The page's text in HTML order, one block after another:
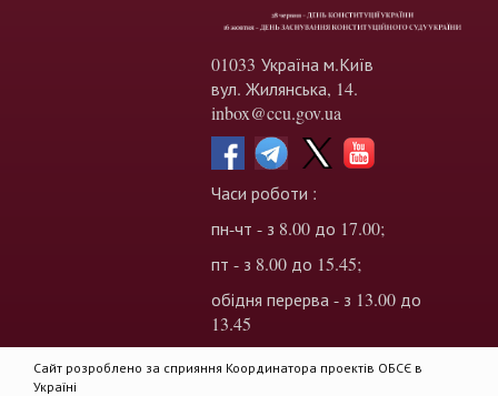
01033 Україна м.Київ
вул. Жилянська, 14.
inbox@ccu.gov.ua
Часи роботи :
пн-чт - з 8.00 до 17.00;
пт - з 8.00 до 15.45;
обідня перерва - з 13.00 до
13.45
Сайт розроблено за сприяння Координатора проектів ОБСЄ в
Україні